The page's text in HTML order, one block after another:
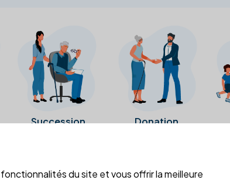
Succession Donation
Google Business de l'office notarial. Ils n'ont ni
du site et vous offrir la meilleure